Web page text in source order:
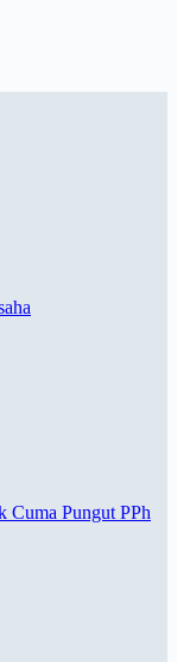
Cuma Pungut PPh